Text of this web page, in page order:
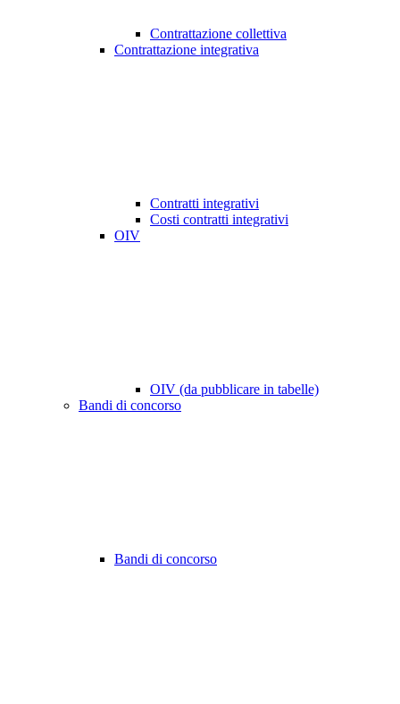
Contrattazione collettiva
Contrattazione integrativa
Contratti integrativi
Costi contratti integrativi
OIV
OIV (da pubblicare in tabelle)
Bandi di concorso
Bandi di concorso